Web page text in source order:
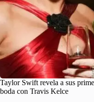
Taylor Swift revela a sus
boda con Travis Kelce